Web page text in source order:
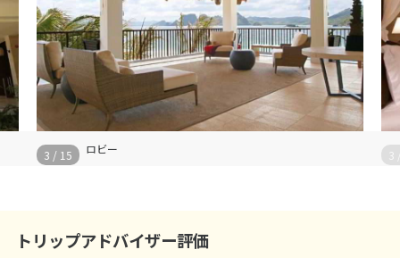
ロビー
3 / 15 3
トリップアドバイザー評価